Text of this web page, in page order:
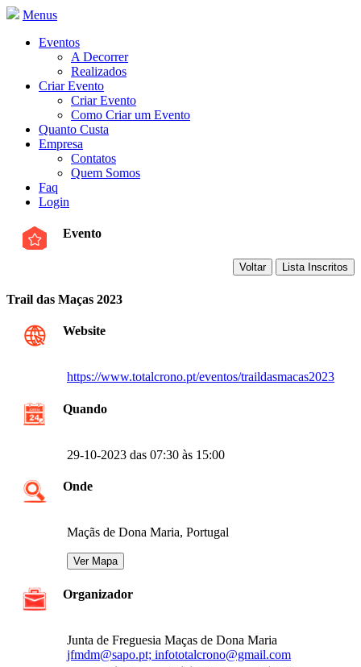
Menus
Eventos
A Decorrer
Realizados
Criar Evento
Criar Evento
Como Criar um Evento
Quanto Custa
Empresa
Contatos
Quem Somos
Faq
Login
Evento
Trail das Maças 2023
Website
https://www.totalcrono.pt/eventos/traildasmacas2023
Quando
29-10-2023 das 07:30 às 15:00
Onde
Maçãs de Dona Maria, Portugal
Organizador
Junta de Freguesia Maças de Dona Maria
jfmdm@sapo.pt; infototalcrono@gmail.com